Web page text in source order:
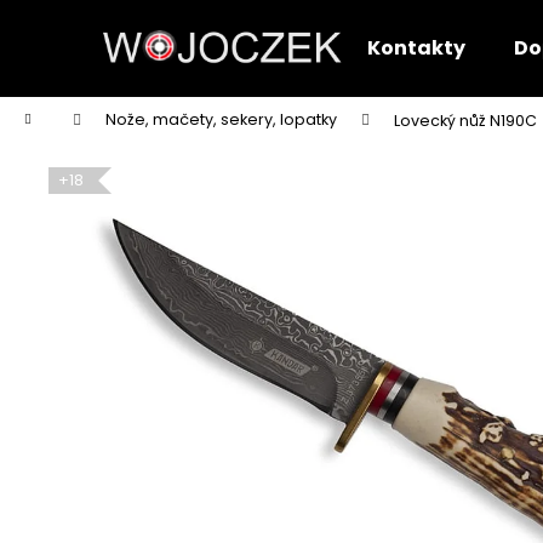
Kontakty
Domů Nože, mačety, sekery, lopatky Lovecký nůž N190C
+18
í
Zpět
do
obchodu
Zpět
do
obchodu